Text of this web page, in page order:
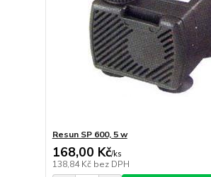
Resun SP 600, 5 w
168,00 Kč/ks
138,84 Kč bez DPH